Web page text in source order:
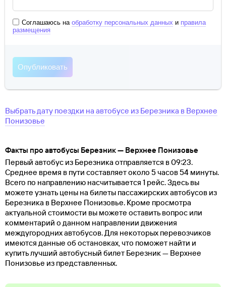
Соглашаюсь на обработку персональных данных и правила
размещения
Выбрать дату поездки на автобусе из Березника в Верхнее
Понизовье
Факты про автобусы Березник — Верхнее Понизовье
Первый автобус из Березника отправляется в 09:23.
Среднее время в пути составляет около 5 часов 54 минуты.
Всего по направлению насчитывается 1 рейс. Здесь вы
можете узнать цены на билеты пассажирских автобусов из
Березника в Верхнее Понизовье. Кроме просмотра
актуальной стоимости вы можете оставить вопрос или
комментарий о данном направлении движения
междугородних автобусов. Для некоторых перевозчиков
имеются данные об остановках, что поможет найти и
купить лучший автобусный билет Березник — Верхнее
Понизовье из представленных.